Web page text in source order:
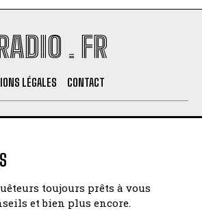
. FR
LÉGALES CONTACT
toujours prêts à vous
et bien plus encore.